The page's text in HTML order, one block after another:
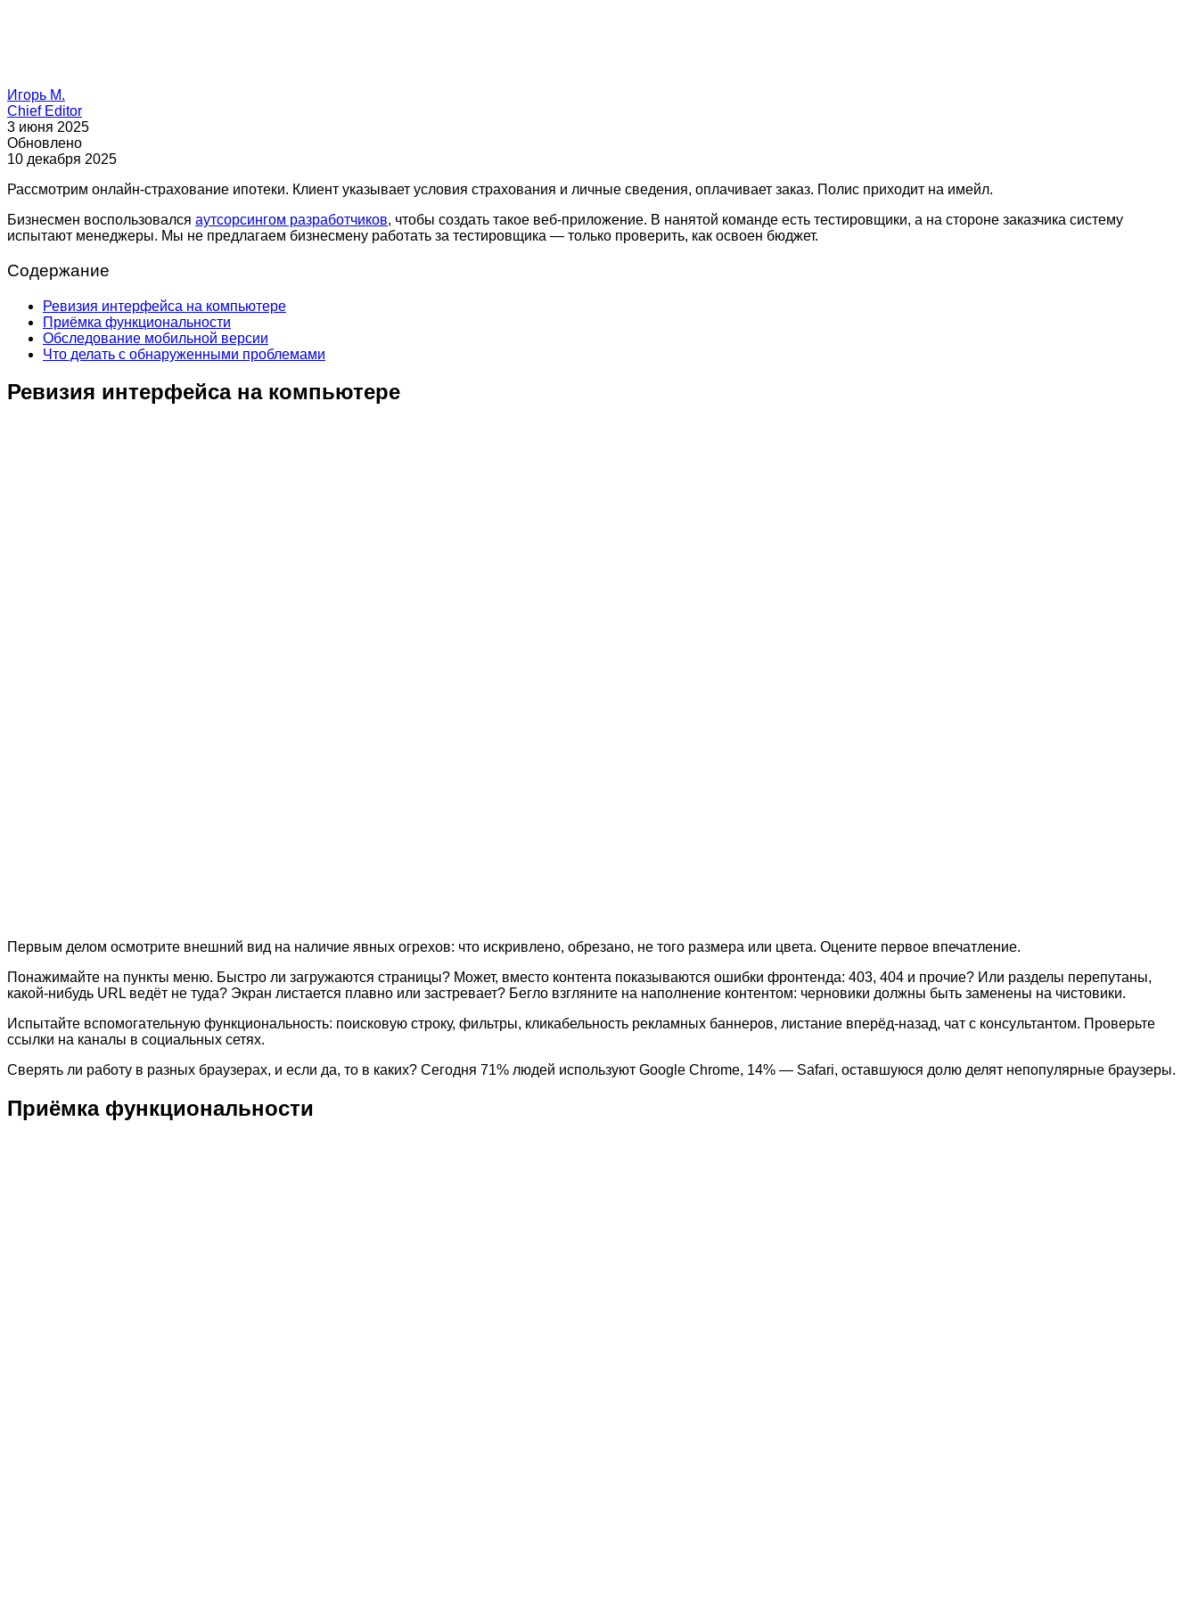
Игорь М.
Chief Editor
3 июня 2025
Обновлено
10 декабря 2025
Рассмотрим онлайн-страхование ипотеки. Клиент указывает условия страхования и личные сведения, оплачивает заказ. Полис приходит на имейл.
Бизнесмен воспользовался аутсорсингом разработчиков, чтобы создать такое веб-приложение. В нанятой команде есть тестировщики, а на стороне заказчика систему
испытают менеджеры. Мы не предлагаем бизнесмену работать за тестировщика — только проверить, как освоен бюджет.
Содержание
Ревизия интерфейса на компьютере
Приёмка функциональности
Обследование мобильной версии
Что делать с обнаруженными проблемами
Ревизия интерфейса на компьютере
Первым делом осмотрите внешний вид на наличие явных огрехов: что искривлено, обрезано, не того размера или цвета. Оцените первое впечатление.
Понажимайте на пункты меню. Быстро ли загружаются страницы? Может, вместо контента показываются ошибки фронтенда: 403, 404 и прочие? Или разделы перепутаны,
какой-нибудь URL ведёт не туда? Экран листается плавно или застревает? Бегло взгляните на наполнение контентом: черновики должны быть заменены на чистовики.
Испытайте вспомогательную функциональность: поисковую строку, фильтры, кликабельность рекламных баннеров, листание вперёд-назад, чат с консультантом. Проверьте
ссылки на каналы в социальных сетях.
Сверять ли работу в разных браузерах, и если да, то в каких? Сегодня 71% людей используют Google Chrome, 14% — Safari, оставшуюся долю делят непопулярные браузеры.
Приёмка функциональности